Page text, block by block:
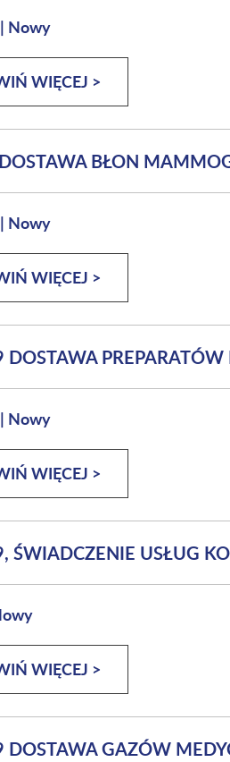
| Nowy
WIĘCEJ >
BŁON
| Nowy
WIĘCEJ >
PREPARATÓW
| Nowy
WIĘCEJ >
USŁUG
WIĘCEJ >
GAZÓW